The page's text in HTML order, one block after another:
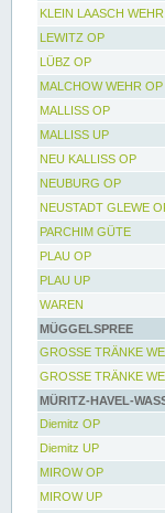
KLEIN LAASCH
LEWITZ OP
LÜBZ OP
MALCHOW WEHR OP
MALLISS OP
MALLISS UP
NEU KALLISS OP
NEUBURG OP
NEUSTADT GLEWE
PARCHIM GÜTE
PLAU OP
PLAU UP
WAREN
MÜGGELSPREE
GROSSE TRÄNKE
GROSSE TRÄNKE
MÜRITZ-HAVEL-
Diemitz OP
Diemitz UP
MIROW OP
MIROW UP